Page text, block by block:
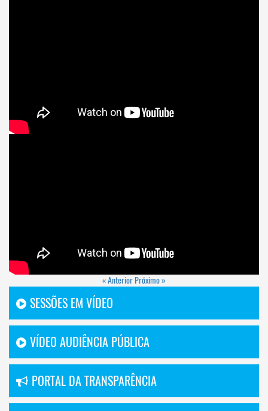
« Anterior Próximo »
SESSÕES EM VÍDEO
VÍDEO AUDIÊNCIA PÚBLICA
PORTAL DA TRANSPARÊNCIA